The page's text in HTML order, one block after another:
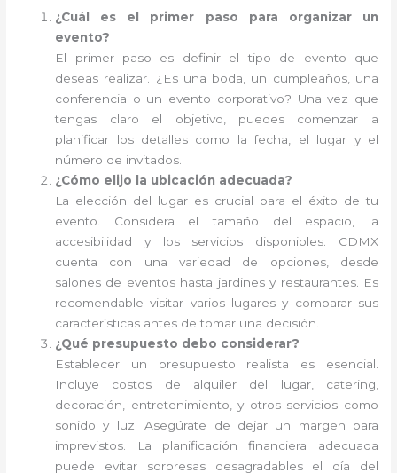
¿Cuál es el primer paso para organizar un
evento?
El primer paso es definir el tipo de evento que
deseas realizar. ¿Es una boda, un cumpleaños, una
conferencia o un evento corporativo? Una vez que
tengas claro el objetivo, puedes comenzar a
planificar los detalles como la fecha, el lugar y el
número de invitados.
¿Cómo elijo la ubicación adecuada?
La elección del lugar es crucial para el éxito de tu
evento. Considera el tamaño del espacio, la
accesibilidad y los servicios disponibles. CDMX
cuenta con una variedad de opciones, desde
salones de eventos hasta jardines y restaurantes. Es
recomendable visitar varios lugares y comparar sus
características antes de tomar una decisión.
¿Qué presupuesto debo considerar?
Establecer un presupuesto realista es esencial.
Incluye costos de alquiler del lugar, catering,
decoración, entretenimiento, y otros servicios como
sonido y luz. Asegúrate de dejar un margen para
imprevistos. La planificación financiera adecuada
puede evitar sorpresas desagradables el día del